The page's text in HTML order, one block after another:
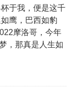
于我，便是这千
鹰，巴西如豹
摩洛哥，今年
，那真是人生如